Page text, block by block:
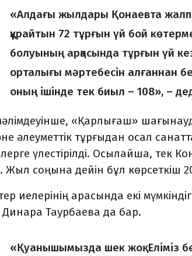
«Алдағы жылдары Қонаевта
құрайтын 72 тұрғын үй бой
болуының арқасында тұрғын үй
орталығы мәртебесін ал­ғаннан
оның ішінде тек биыл – 108», –
«Қар­лығаш»
әлеуметтік тұрғыдан осал
үлестірілді. Осылайша, тек
соңына дейін бұл көрсеткіш
иелерінің ара­сын­да екі
Таурбаева да бар.
«Қуанышымызда шек жоқ. Еліміз